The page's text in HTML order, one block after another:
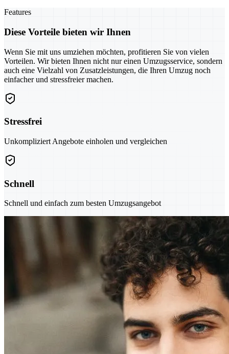
Features
Diese Vorteile bieten wir Ihnen
Wenn Sie mit uns umziehen möchten, profitieren Sie von vielen
Vorteilen. Wir bieten Ihnen nicht nur einen Umzugsservice, sondern
auch eine Vielzahl von Zusatzleistungen, die Ihren Umzug noch
einfacher und stressfreier machen.
Stressfrei
Unkompliziert Angebote einholen und vergleichen
Schnell
Schnell und einfach zum besten Umzugsangebot